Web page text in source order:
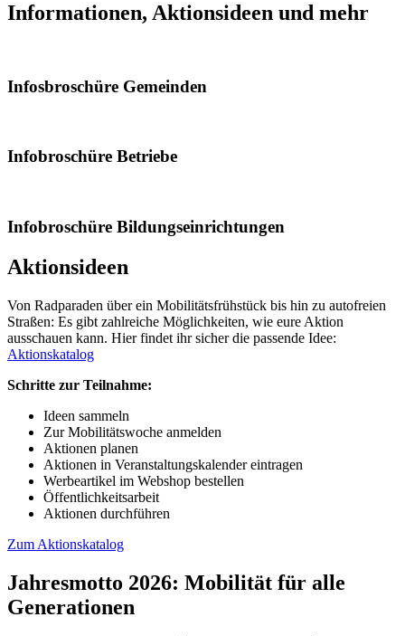
Informationen, Aktionsideen und mehr
Infosbroschüre Gemeinden
Infobroschüre Betriebe
Infobroschüre Bildungseinrichtungen
Aktionsideen
Von Radparaden über ein Mobilitätsfrühstück bis hin zu autofreien
Straßen: Es gibt zahlreiche Möglichkeiten, wie eure Aktion
ausschauen kann. Hier findet ihr sicher die passende Idee:
Aktionskatalog
Schritte zur Teilnahme:
Ideen sammeln
Zur Mobilitätswoche anmelden
Aktionen planen
Aktionen in Veranstaltungskalender eintragen
Werbeartikel im Webshop bestellen
Öffentlichkeitsarbeit
Aktionen durchführen
Zum Aktionskatalog
Jahresmotto 2026: Mobilität für alle
Generationen